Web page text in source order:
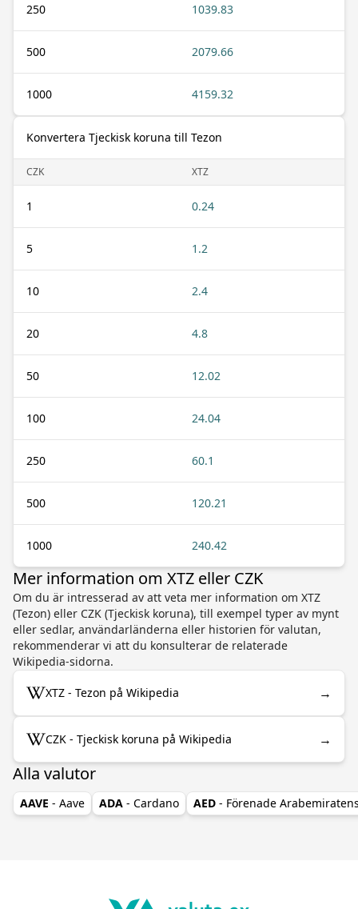
250 1039.83
500 2079.66
1000 4159.32
Konvertera Tjeckisk koruna till Tezon
CZK XTZ
1 0.24
5 1.2
10 2.4
20 4.8
50 12.02
100 24.04
250 60.1
500 120.21
1000 240.42
Mer information om XTZ eller CZK
Om du är intresserad av att veta mer information om XTZ
(Tezon) eller CZK (Tjeckisk koruna), till exempel typer av mynt
eller sedlar, användarländerna eller historien för valutan,
rekommenderar vi att du konsulterar de relaterade
Wikipedia-sidorna.
XTZ - Tezon på Wikipedia →
CZK - Tjeckisk koruna på Wikipedia →
Alla valutor
AAVE - Aave ADA - Cardano AED - Förenade